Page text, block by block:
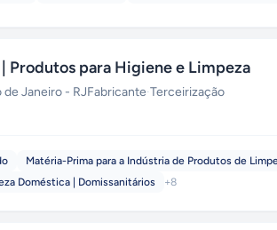
| Produtos para Higiene e Limpeza
de Janeiro - RJFabricante·Terceirização
Matéria-Prima para a Indústria de Produtos de
Doméstica | Domissanitários
+8